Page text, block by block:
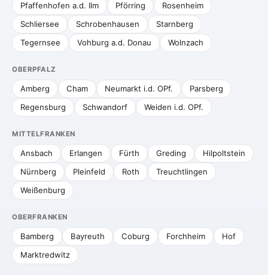
Pfaffenhofen a.d. Ilm
Pförring
Rosenheim
Schliersee
Schrobenhausen
Starnberg
Tegernsee
Vohburg a.d. Donau Wolnzach
OBERPFALZ
Amberg Cham Neumarkt i.d. OPf.
Parsberg
Regensburg
Schwandorf Weiden i.d. OPf.
MITTELFRANKEN
Ansbach Erlangen Fürth Greding
Hilpoltstein
Nürnberg
Pleinfeld Roth
Treuchtlingen
Weißenburg
OBERFRANKEN
Bamberg Bayreuth Coburg Forchheim
Hof
Marktredwitz